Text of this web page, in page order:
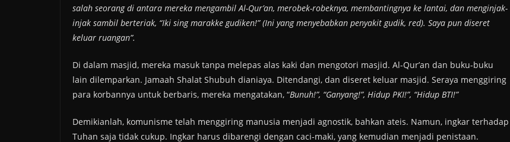
salah seorang di antara mereka mengambil Al-Qur’an, merobek-robeknya, membantingnya ke lantai, dan menginjak-
injak sambil berteriak, “Iki sing marakke gudiken!” (Ini yang menyebabkan penyakit gudik, red). Saya pun diseret
keluar ruangan”.
Di dalam masjid, mereka masuk tanpa melepas alas kaki dan mengotori masjid. Al-Qur’an dan buku-buku
lain dilemparkan. Jamaah Shalat Shubuh dianiaya. Ditendangi, dan diseret keluar masjid. Seraya menggiring
para korbannya untuk berbaris, mereka mengatakan, “Bunuh!”, “Ganyang!”, Hidup PKI!”, “Hidup BTI!”
Demikianlah, komunisme telah menggiring manusia menjadi agnostik, bahkan ateis. Namun, ingkar terhadap
Tuhan saja tidak cukup. Ingkar harus dibarengi dengan caci-maki, yang kemudian menjadi penistaan.